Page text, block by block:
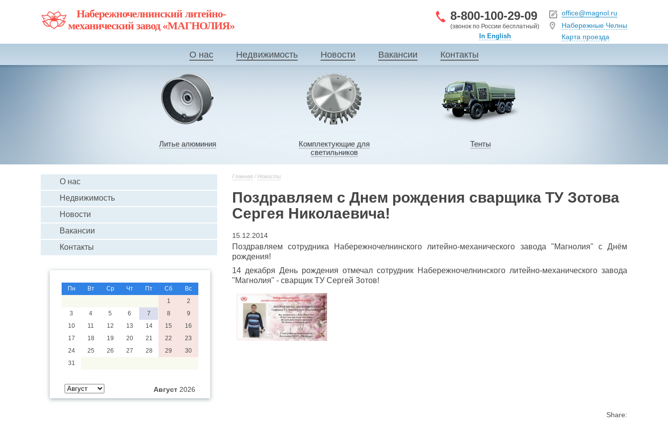
Набережночелнинский литейно-
механический завод «МАГНОЛИЯ»
office@magnol.ru
Набережные Челны
Карта проезда
8-800-100-29-09
(звонок по России бесплатный)
In English
О нас Недвижимость Новости Вакансии Контакты
Литье алюминия
Комплектующие для
светильников
Тенты
О нас
Недвижимость
Новости
Вакансии
Контакты
Август 2026
Пн Вт Ср Чт Пт Сб
Вс
1
2
3
4 5 6 7 8
9
10
11 12 13 14 15
16
17
18 19 20 21 22
23
24
25 26 27 28 29
30
31
Главная /Новости
Поздравляем с Днем рождения сварщика ТУ Зотова
Сергея Николаевича!
15.12.2014
Поздравляем сотрудника Набережночелнинского литейно-механического завода "Магнолия" с Днём
рождения!
14 декабря День рождения отмечал сотрудник Набережночелнинского литейно-механического завода
"Магнолия" - сварщик ТУ Сергей Зотов!
Share: